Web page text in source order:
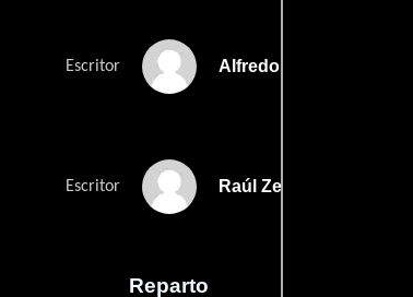
Escritor Alfredo Varelas
Escritor Raúl Zentenos
Reparto